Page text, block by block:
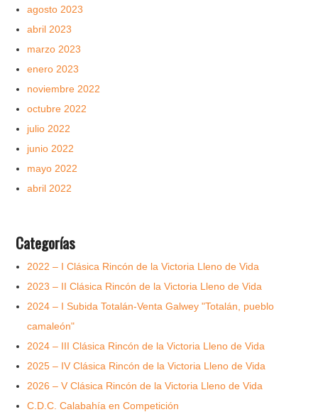
agosto 2023
abril 2023
marzo 2023
enero 2023
noviembre 2022
octubre 2022
julio 2022
junio 2022
mayo 2022
abril 2022
Categorías
2022 – I Clásica Rincón de la Victoria Lleno de Vida
2023 – II Clásica Rincón de la Victoria Lleno de Vida
2024 – I Subida Totalán-Venta Galwey "Totalán, pueblo
camaleón"
2024 – III Clásica Rincón de la Victoria Lleno de Vida
2025 – IV Clásica Rincón de la Victoria Lleno de Vida
2026 – V Clásica Rincón de la Victoria Lleno de Vida
C.D.C. Calabahía en Competición